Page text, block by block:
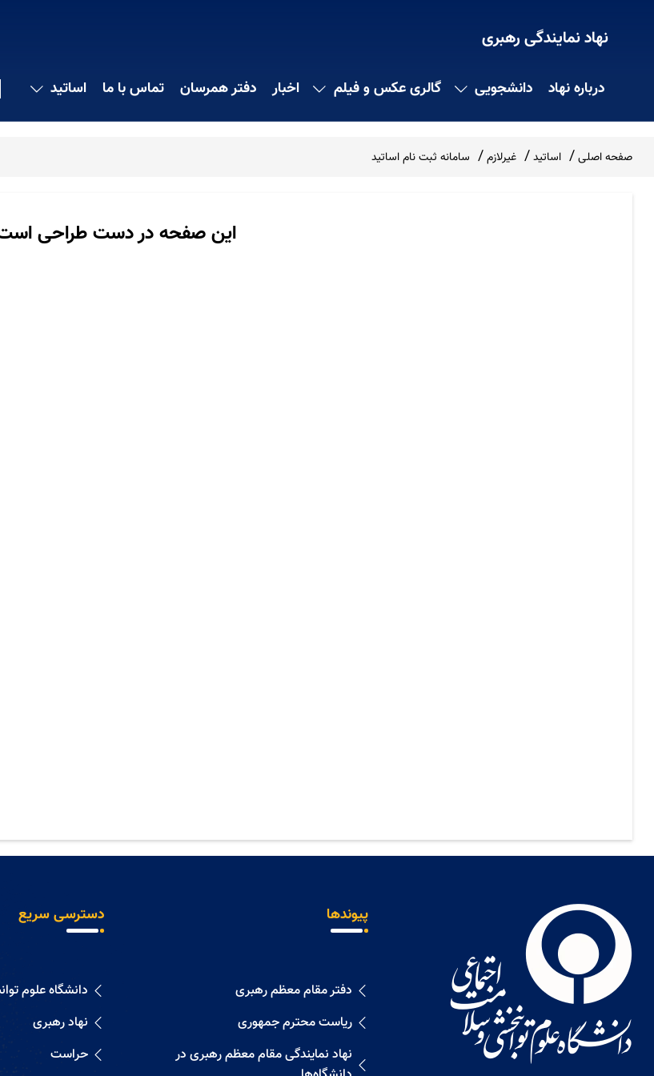
نهاد نمایندگی رهبری
درباره نهاد دانشجویی گالری عکس و فیلم اخبار دفتر همرسان تماس با ما اساتید
صفحه اصلی اساتید غیرلازم سامانه ثبت نام اساتید
این صفحه در دست طراحی
پیوندها
دفتر مقام معظم رهبری
ریاست محترم جمهوری
نهاد نمايندگی مقام معظم رهبری در
دسترسی سریع
دانشگاه علوم
نهاد رهبری
حراست